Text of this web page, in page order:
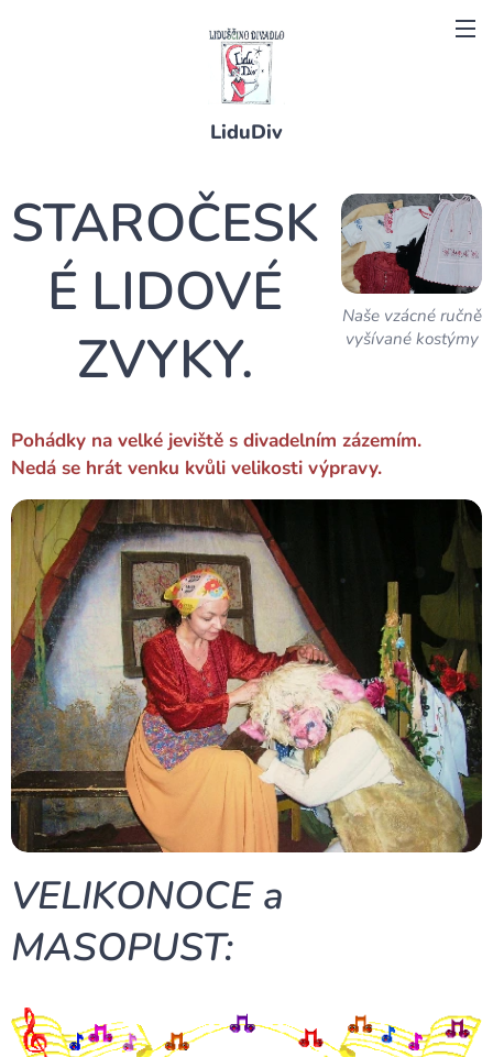
LiduDiv
Naše vzácné ručně
vyšívané kostýmy
STAROČESK
É LIDOVÉ
ZVYKY.
Pohádky na velké jeviště s divadelním zázemím.
Nedá se hrát venku kvůli velikosti výpravy.
VELIKONOCE a
MASOPUST: